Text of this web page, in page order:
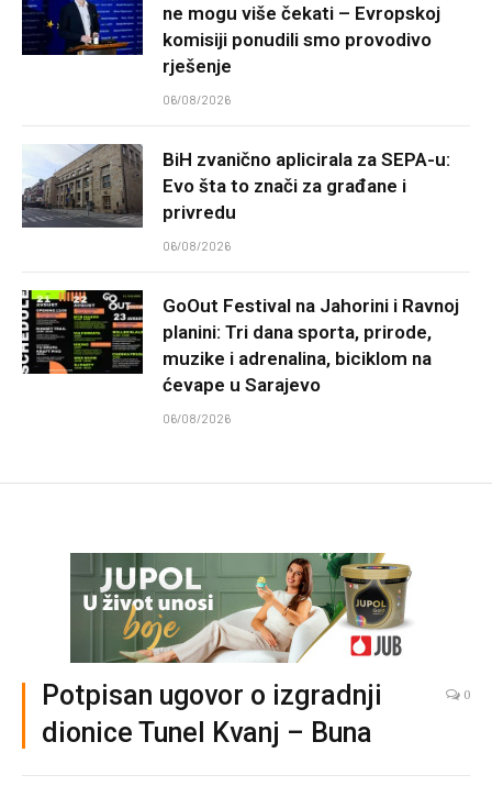
ne mogu više čekati – Evropskoj
komisiji ponudili smo provodivo
rješenje
06/08/2026
BiH zvanično aplicirala za SEPA-u:
Evo šta to znači za građane i
privredu
06/08/2026
GoOut Festival na Jahorini i Ravnoj
planini: Tri dana sporta, prirode,
muzike i adrenalina, biciklom na
ćevape u Sarajevo
06/08/2026
Potpisan ugovor o izgradnji
dionice Tunel Kvanj – Buna
0